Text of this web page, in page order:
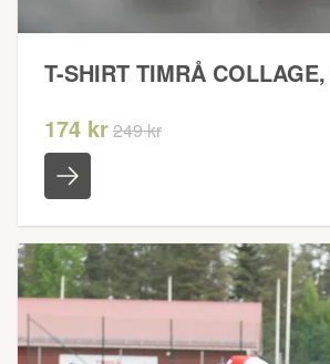
T-SHIRT TIMRÅ
174 kr249 kr